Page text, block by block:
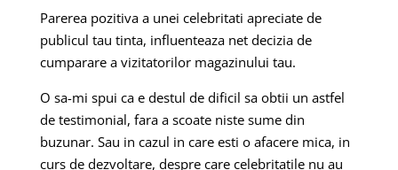
Parerea pozitiva a unei celebritati apreciate de
publicul tau tinta, influenteaza net decizia de
cumparare a vizitatorilor magazinului tau.
O sa-mi spui ca e destul de dificil sa obtii un astfel
de testimonial, fara a scoate niste sume din
buzunar. Sau in cazul in care esti o afacere mica, in
curs de dezvoltare, despre care celebritatile nu au